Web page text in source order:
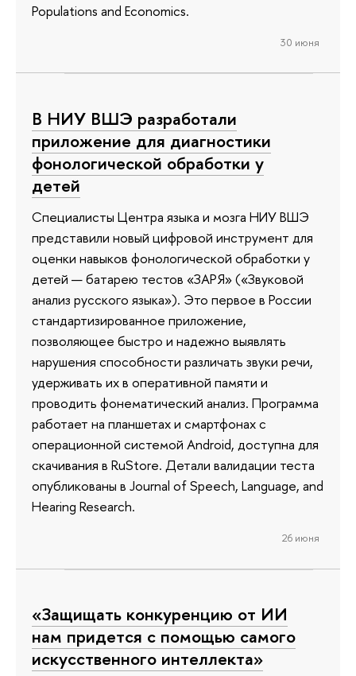
Populations and Economics.
30 июня
В НИУ ВШЭ разработали
приложение для диагностики
фонологической обработки у
детей
Специалисты Центра языка и мозга НИУ ВШЭ
представили новый цифровой инструмент для
оценки навыков фонологической обработки у
детей — батарею тестов «ЗАРЯ» («Звуковой
анализ русского языка»). Это первое в России
стандартизированное приложение,
позволяющее быстро и надежно выявлять
нарушения способности различать звуки речи,
удерживать их в оперативной памяти и
проводить фонематический анализ. Программа
работает на планшетах и смартфонах с
операционной системой Android, доступна для
скачивания в RuStore. Детали валидации теста
опубликованы в Journal of Speech, Language, and
Hearing Research.
26 июня
«Защищать конкуренцию от ИИ
нам придется с помощью самого
искусственного интеллекта»